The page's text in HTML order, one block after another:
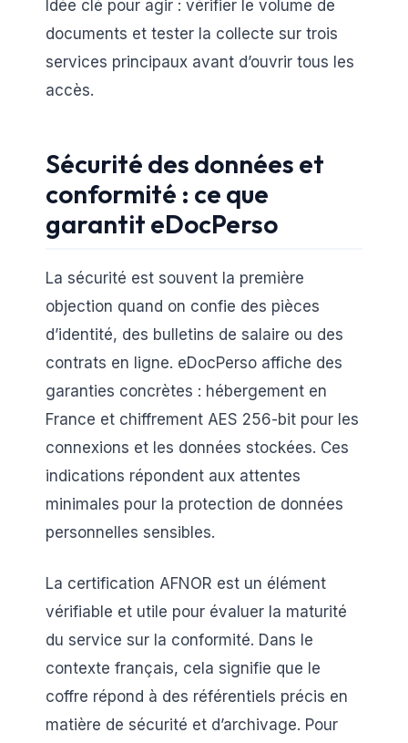
Idée clé pour agir : vérifier le volume de
documents et tester la collecte sur trois
services principaux avant d’ouvrir tous les
accès.
Sécurité des données et
conformité : ce que
garantit eDocPerso
La sécurité est souvent la première
objection quand on confie des pièces
d’identité, des bulletins de salaire ou des
contrats en ligne. eDocPerso affiche des
garanties concrètes : hébergement en
France et chiffrement AES 256-bit pour les
connexions et les données stockées. Ces
indications répondent aux attentes
minimales pour la protection de données
personnelles sensibles.
La certification AFNOR est un élément
vérifiable et utile pour évaluer la maturité
du service sur la conformité. Dans le
contexte français, cela signifie que le
coffre répond à des référentiels précis en
matière de sécurité et d’archivage. Pour